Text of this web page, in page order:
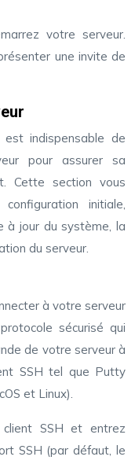
votre serveur.
une invite de
indispensable de
pour assurer sa
Cette section vous
initiale,
à jour du système, la
du serveur.
à votre serveur
sécurisé qui
de votre serveur à
SSH tel que Putty
et Linux).
SSH et entrez
SSH (par défaut, le